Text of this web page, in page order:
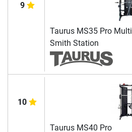
9
Taurus MS35 Pro Multi
Smith Station
10
Taurus MS40 Pro